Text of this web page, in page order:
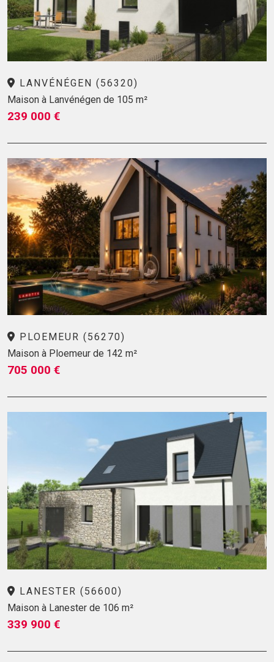
LANVÉNÉGEN (56320)
Maison à Lanvénégen de 105 m²
239 000 €
PLOEMEUR (56270)
Maison à Ploemeur de 142 m²
705 000 €
LANESTER (56600)
Maison à Lanester de 106 m²
339 900 €